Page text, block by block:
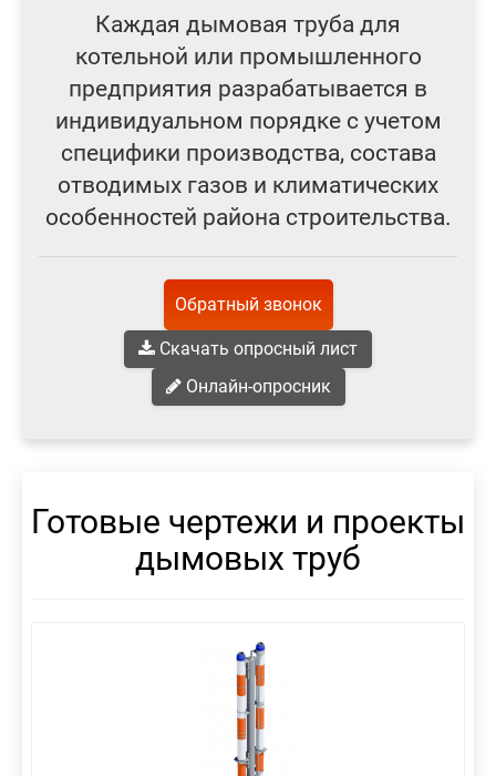
Каждая дымовая труба для
котельной или промышленного
предприятия разрабатывается в
индивидуальном порядке с учетом
специфики производства, состава
отводимых газов и климатических
особенностей района строительства.
Обратный звонок
Скачать опросный лист
Онлайн-опросник
Готовые чертежи и проекты
дымовых труб